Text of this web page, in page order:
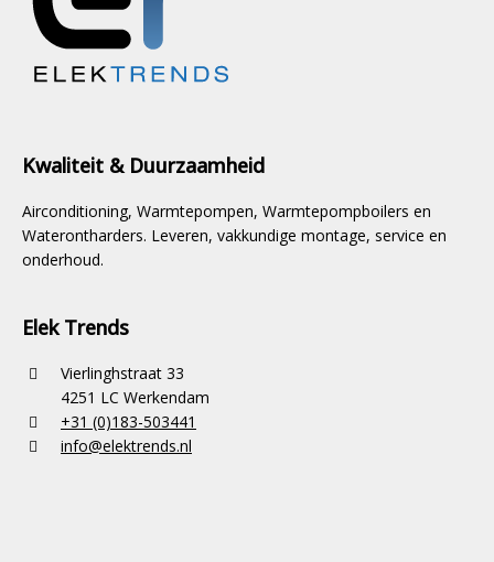
Kwaliteit & Duurzaamheid
Airconditioning, Warmtepompen, Warmtepompboilers en
Waterontharders. Leveren, vakkundige montage, service en
onderhoud.
Elek Trends
Vierlinghstraat 33
4251 LC Werkendam
+31 (0)183-503441
info@elektrends.nl